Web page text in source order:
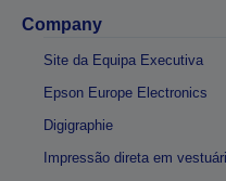
Company
Site da Equipa Executiva
Epson Europe Electronics
Digigraphie
Impressão direta em